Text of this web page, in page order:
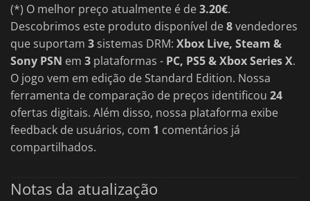
(*) O melhor preço atualmente é de3.20€.
Descobrimos este produto disponível de8vendedores
que suportam 3 sistemas DRM: Xbox Live, Steam &
Sony PSN em 3 plataformas - PC, PS5 & Xbox Series X.
O jogo vem em edição de Standard Edition. Nossa
ferramenta de comparação de preços identificou 24
ofertas digitais. Além disso, nossa plataforma exibe
feedback de usuários, com 1 comentários já
compartilhados.
Notas da atualização